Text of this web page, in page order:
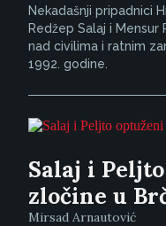
Nekadašnji pripadnici
Redžep Salaj i
nad civilima i ratnim
1992. godine.
Salaj i
zločine u
Mirsad Arnautović